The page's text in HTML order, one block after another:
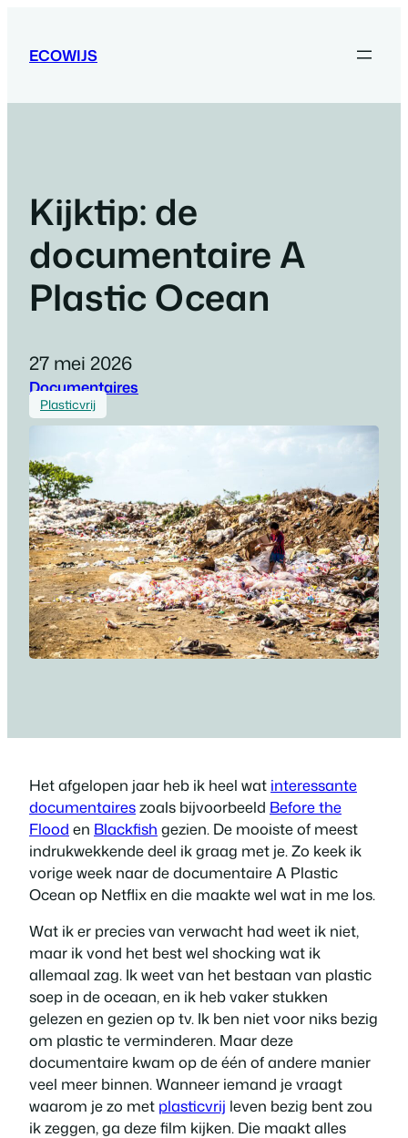
ECOWIJS
Kijktip: de
documentaire A
Plastic Ocean
27 mei 2026
Documentaires
Plasticvrij
Het afgelopen jaar heb ik heel wat interessante
documentaireszoals bijvoorbeeld Before the
Flood en Blackfish gezien. De mooiste of meest
indrukwekkende deel ik graag met je. Zo keek ik
vorige week naar de documentaire A Plastic
Ocean op Netflix en die maakte wel wat in me los.
Wat ik er precies van verwacht had weet ik niet,
maar ik vond het best wel shocking wat ik
allemaal zag. Ik weet van het bestaan van plastic
soep in de oceaan, en ik heb vaker stukken
gelezen en gezien op tv. Ik ben niet voor niks bezig
om plastic te verminderen. Maar deze
documentaire kwam op de één of andere manier
veel meer binnen. Wanneer iemand je vraagt
waarom je zo met plasticvrij leven bezig bent zou
ik zeggen, ga deze film kijken. Die maakt alles